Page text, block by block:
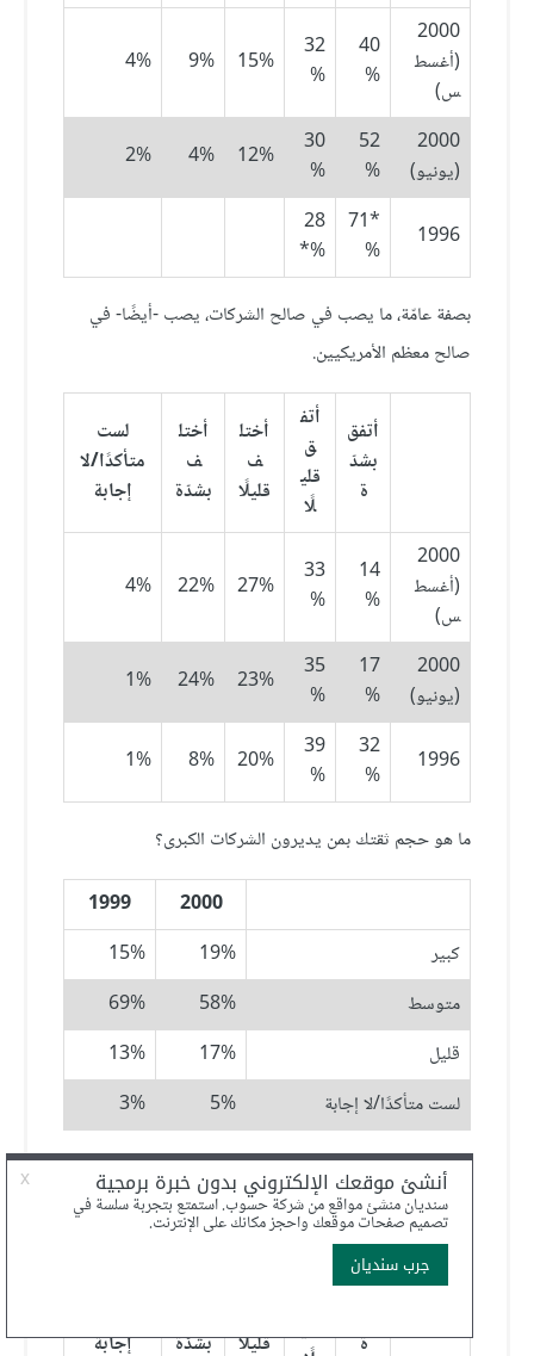
2000
(أغسط
س)
40
%
32
%
15%
9%
4%
2000
(يونيو)
52
%
30
%
12%
4%
2%
1996
*71
%
28
%*
بصفة عامّة، ما يصب في صالح الشركات، يصب -أيضًا- في
صالح معظم الأمريكيين.
أتفق
بشدّ
ة
أتف
ق
قلي
لًا
أختل
ف
قليلًا
أختل
ف
بشدّة
لست
متأكدًا/لا
إجابة
2000
(أغسط
س)
14
%
33
%
27%
22%
4%
2000
(يونيو)
17
%
35
%
23%
24%
1%
1996
32
%
39
%
20%
8%
1%
ما هو حجم ثقتك بمن يديرون الشركات الكبرى؟
2000
1999
كبير
19%
15%
متوسط
58%
69%
قليل
17%
13%
لست متأكدًا/لا إجابة
5%
3%
زيادة الأرباح أهم بالنسبة إلى الشركات الكبرى من تطوير
منتجات آمنة، وموثوقة ذات جودة عالية للمستهلكين.
أتفق
ة
قلي
قليلًا
بشدّة
إجابة